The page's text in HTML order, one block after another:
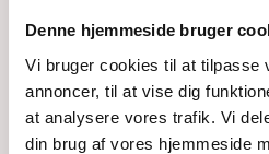
Denne hjemmeside bruger
Vi bruger cookies til at tilpasse
annoncer, til at vise dig
at analysere vores trafik. Vi
din brug af vores hjemmeside
Fortælling: Til kamp
Århus Stiftstidende: Tegneren
med journalist Alberte Kaltoft og